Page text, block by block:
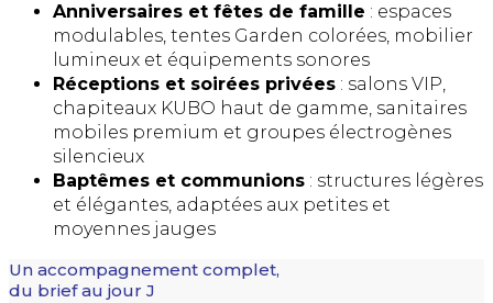
Anniversaires et fêtes de famille : espaces
modulables, tentes Garden colorées, mobilier
lumineux et équipements sonores
Réceptions et soirées privées : salons VIP,
chapiteaux KUBO haut de gamme, sanitaires
mobiles premium et groupes électrogènes
silencieux
Baptêmes et communions : structures légères
et élégantes, adaptées aux petites et
moyennes jauges
Un accompagnement complet,
du brief au jour J